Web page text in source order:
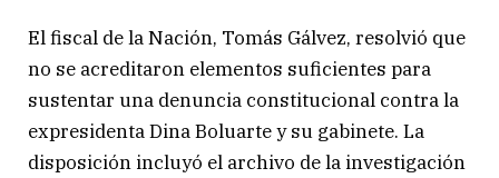
El fiscal de la Nación, Tomás Gálvez, resolvió que
no se acreditaron elementos suficientes para
sustentar una denuncia constitucional contra la
expresidenta Dina Boluarte y su gabinete. La
disposición incluyó el archivo de la investigación